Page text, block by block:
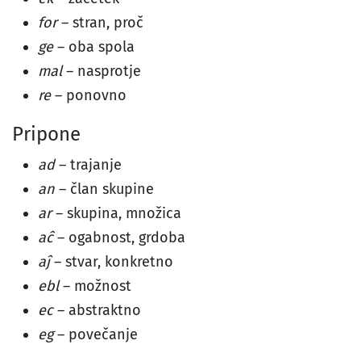
for– stran, proč
ge– oba spola
mal– nasprotje
re– ponovno
Pripone
ad– trajanje
an – član skupine
ar– skupina, množica
aĉ– ogabnost, grdoba
aĵ– stvar, konkretno
ebl– možnost
ec– abstraktno
eg– povečanje